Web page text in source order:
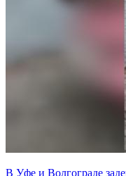
В Уфе и Волгограде